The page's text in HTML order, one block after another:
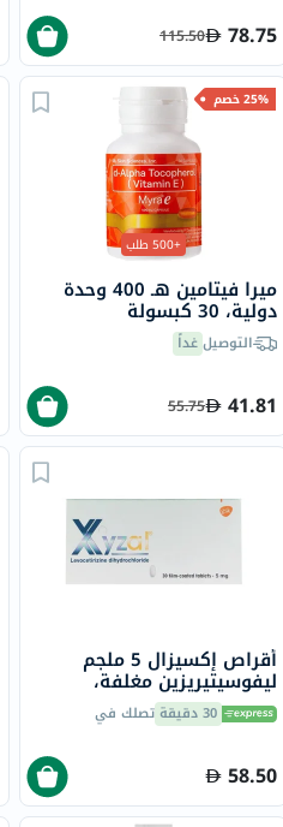
78.75
115.50
25% خصم
+500 طلب
ميرا فيتامين هـ 400 وحدة
دولية، 30 كبسولة
التوصيلغداً
41.81
55.75
أقراص إكسيزال 5 ملجم
ليفوسيتيريزين مغلفة،
لتخفيف الزكام والحساسية،
30 قطعة 30 دقيقة تصلك في
58.50